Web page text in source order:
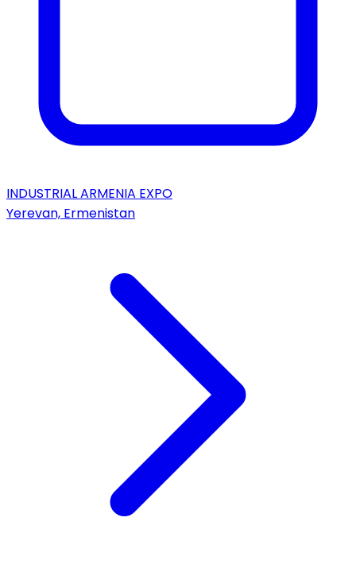
INDUSTRIAL ARMENIA EXPO
Yerevan, Ermenistan